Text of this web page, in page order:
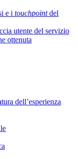
e i touchpointdel
utente del servizio
ottenuta
dell’esperienza